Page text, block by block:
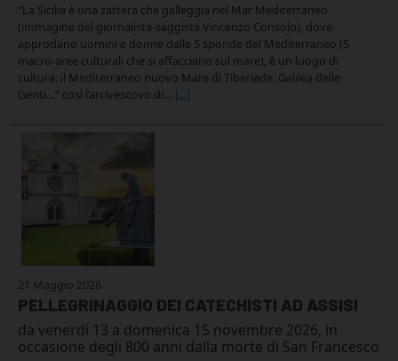
“La Sicilia è una zattera che galleggia nel Mar Mediterraneo
(immagine del giornalista-saggista Vincenzo Consolo), dove
approdano uomini e donne dalle 5 sponde del Mediterraneo (5
macro-aree culturali che si affacciano sul mare), è un luogo di
cultura: il Mediterraneo nuovo Mare di Tiberiade, Galilea delle
Genti…” così l’arcivescovo di… [...]
21 Maggio 2026
PELLEGRINAGGIO DEI CATECHISTI AD ASSISI
da venerdì 13 a domenica 15 novembre 2026, in
occasione degli 800 anni dalla morte di San Francesco